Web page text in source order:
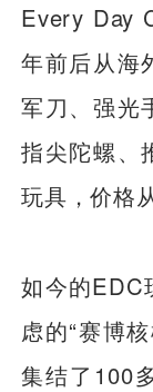
Every Day
年前后从海
军刀、强光
指尖陀螺、
玩具，价格
如今的EDC
虑的“赛博
集结了100